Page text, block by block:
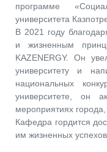
программе
университета
В 2021 году
и жизненным
KAZENERGY. Он
университету и
национальных
университете, он
мероприятиях
Кафедра гордится
им жизненных